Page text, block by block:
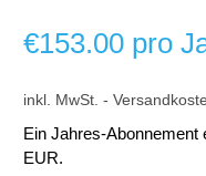
€153.00pro
inkl. MwSt. -
Ein Jahres-Abonnement
EUR.